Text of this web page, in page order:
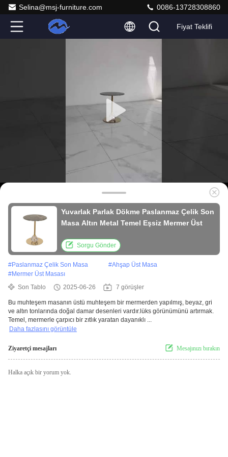
Selina@msj-furniture.com 0086-13728308860
Fiyat Teklifi
Yuvarlak Parlak Dökme Paslanmaz Çelik Son
Masa Altın Metal Temel Eşsiz Mermer Üst
Sorgu Gönder
#Paslanmaz Çelik Son Masa #Ahşap Üst Masa
#Mermer Üst Masası
Son Tablo
2025-06-26 7 görüşler
Bu muhteşem masanın üstü muhteşem bir mermerden yapılmış, beyaz, gri
ve altın tonlarında doğal damar desenleri vardır.lüks görünümünü artırmak.
Temel, mermerle çarpıcı bir zıtlık yaratan dayanıklı ...
Daha fazlasını görüntüle
Ziyaretçi mesajları Mesajınızı bırakın
Halka açık bir yorum yok.